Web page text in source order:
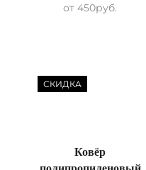
от450руб.
СКИДКА
Ковёр